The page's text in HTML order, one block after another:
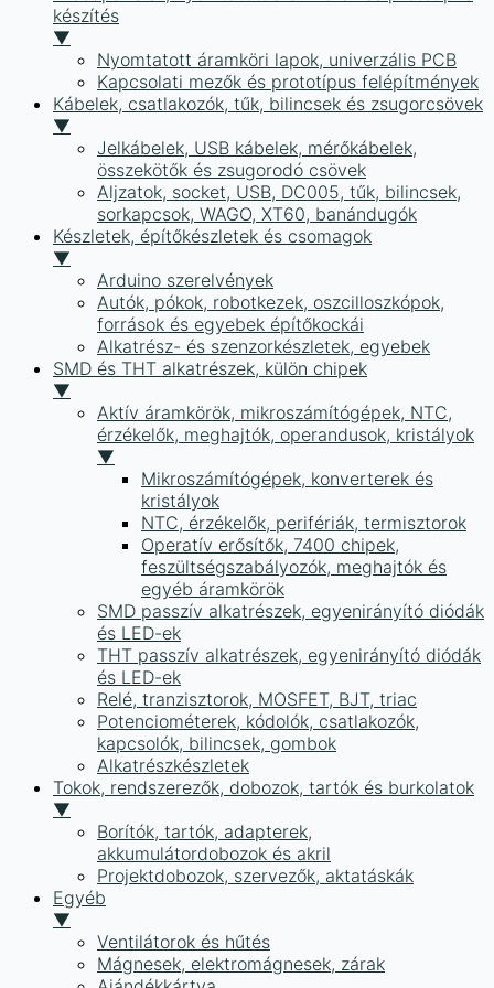
készítés
▼
Nyomtatott áramköri lapok, univerzális PCB
Kapcsolati mezők és prototípus felépítmények
Kábelek, csatlakozók, tűk, bilincsek és zsugorcsövek
▼
Jelkábelek, USB kábelek, mérőkábelek,
összekötők és zsugorodó csövek
Aljzatok, socket, USB, DC005, tűk, bilincsek,
sorkapcsok, WAGO, XT60, banándugók
Készletek, építőkészletek és csomagok
▼
Arduino szerelvények
Autók, pókok, robotkezek, oszcilloszkópok,
források és egyebek építőkockái
Alkatrész- és szenzorkészletek, egyebek
SMD és THT alkatrészek, külön chipek
▼
Aktív áramkörök, mikroszámítógépek, NTC,
érzékelők, meghajtók, operandusok, kristályok
▼
Mikroszámítógépek, konverterek és
kristályok
NTC, érzékelők, perifériák, termisztorok
Operatív erősítők, 7400 chipek,
feszültségszabályozók, meghajtók és
egyéb áramkörök
SMD passzív alkatrészek, egyenirányító diódák
és LED-ek
THT passzív alkatrészek, egyenirányító diódák
és LED-ek
Relé, tranzisztorok, MOSFET, BJT, triac
Potenciométerek, kódolók, csatlakozók,
kapcsolók, bilincsek, gombok
Alkatrészkészletek
Tokok, rendszerezők, dobozok, tartók és burkolatok
▼
Borítók, tartók, adapterek,
akkumulátordobozok és akril
Projektdobozok, szervezők, aktatáskák
Egyéb
▼
Ventilátorok és hűtés
Mágnesek, elektromágnesek, zárak